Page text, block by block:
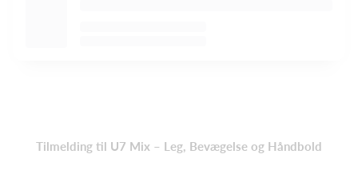
Tilmelding til U7 Mix – Leg, Bevægelse og Håndbold